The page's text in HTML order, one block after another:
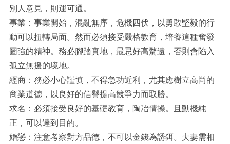
別人意見，則運可通。
事業：事業開始，混亂無序，危機四伏，以勇敢堅毅的行
動可以扭轉局面。然而必須接受嚴格教育，培養這種奮發
圖強的精神。務必腳踏實地，最忌好高騖遠，否則會陷入
孤立無援的境地。
經商：務必小心謹慎，不得急功近利，尤其應樹立高尚的
商業道德，以良好的信譽提高競爭力而取勝。
求名：必須接受良好的基礎教育，陶冶情操。且動機純
正，可以達到目的。
婚戀：注意考察對方品德，不可以金錢為誘鉺。夫妻需相